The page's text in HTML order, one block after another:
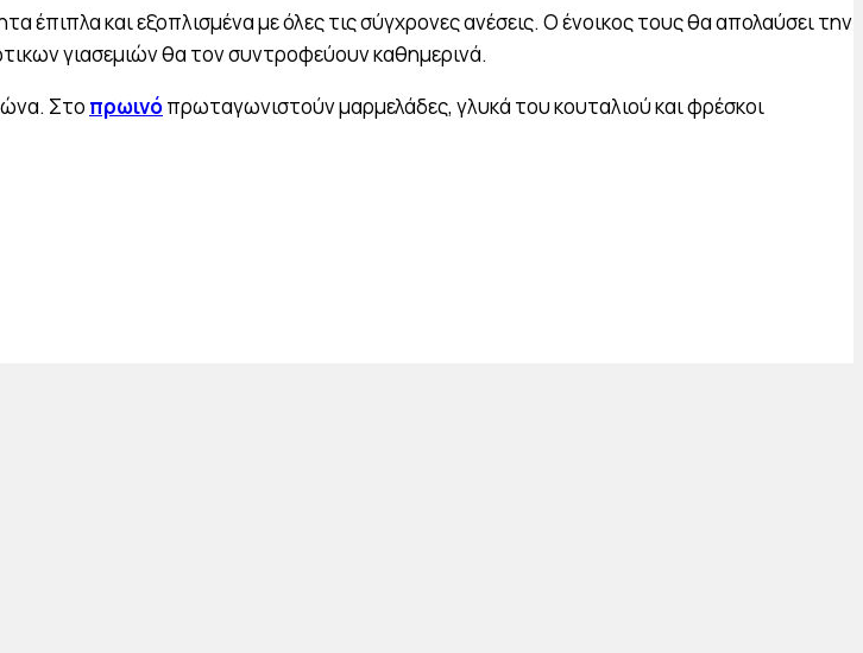
έπιπλα και εξοπλισμένα με όλες τις σύγχρονες ανέσεις. Ο ένοικος τους θα απολαύσει την
γιασεμιών θα τον συντροφεύουν καθημερινά.
Στο πρωινόπρωταγωνιστούν μαρμελάδες, γλυκά του κουταλιού και φρέσκοι